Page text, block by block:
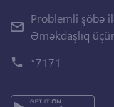
Problemli şöbə
Əməkdaşlıq
*7171